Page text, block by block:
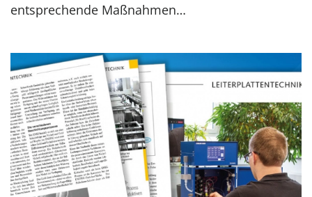
entsprechende Maßnahmen…